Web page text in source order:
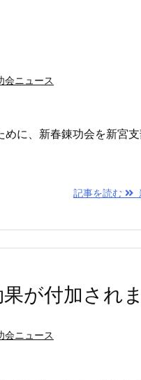
会ニュース
に、新春錬功会を新宮
記事を読む
が付加され
会ニュース